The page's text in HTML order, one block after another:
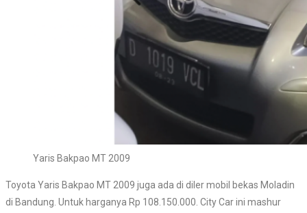
Yaris Bakpao MT 2009
Toyota Yaris Bakpao MT 2009 juga ada di diler mobil bekas Moladin
di Bandung. Untuk harganya Rp 108.150.000. City Car ini mashur